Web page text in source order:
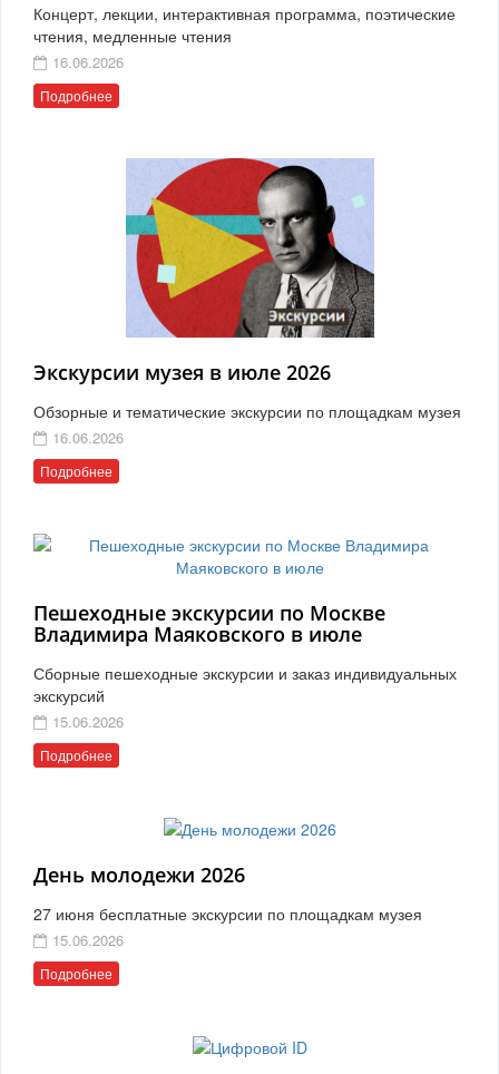
Концерт, лекции, интерактивная программа, поэтические
чтения, медленные чтения
16.06.2026
Подробнее
Экскурсии музея в июле 2026
Обзорные и тематические экскурсии по площадкам музея
16.06.2026
Подробнее
Пешеходные экскурсии по Москве
Владимира Маяковского в июле
Сборные пешеходные экскурсии и заказ индивидуальных
экскурсий
15.06.2026
Подробнее
День молодежи 2026
27 июня бесплатные экскурсии по площадкам музея
15.06.2026
Подробнее